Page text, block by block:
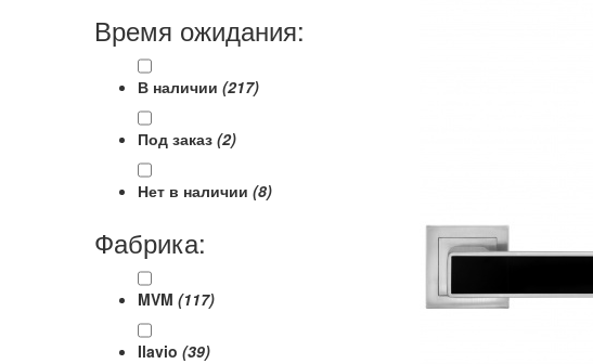
Время ожидания:
В наличии (217)
Под заказ (2)
Нет в наличии (8)
Фабрика:
MVM (117)
Ilavio (39)